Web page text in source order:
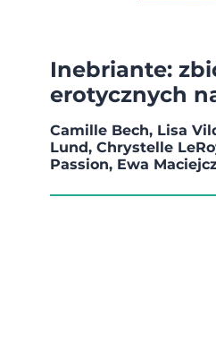
Inebriante:
erotycznych
Camille Bech, Lisa
Lund, Chrystelle
Passion, Ewa